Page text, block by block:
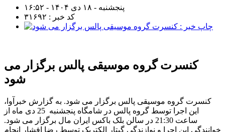
پنجشنبه - ۱۸ دی ۱۴۰۴ - ۱۶:۵۲
کد خبر : ۳۱۶۹۲
کنسرت گروه موسیقی پالس برگزار می
شود
کنسرت گروه موسیقی پالس برگزار می شود. به گزارش خبرآوا،
این اجرا توسط گروه پالس در شامگاه پنجشنبه 25 دی ماه از
ساعت 21:30 در سالن بلک باکس ایران مال برگزار می شود.
خوانندگی این اجرا و نوازندگی گیتار الکتریک توسط رضا افشار انجام